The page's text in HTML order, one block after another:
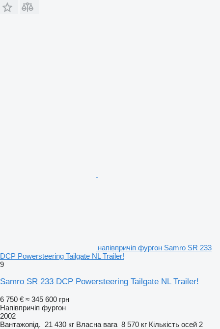
напівпричіп фургон Samro SR 233
DCP Powersteering Tailgate NL Trailer!
9
Samro SR 233 DCP Powersteering Tailgate NL Trailer!
6 750 € ≈ 345 600 грн
Напівпричіп фургон
2002
Вантажопід. 21 430 кг Власна вага 8 570 кг Кількість осей 2